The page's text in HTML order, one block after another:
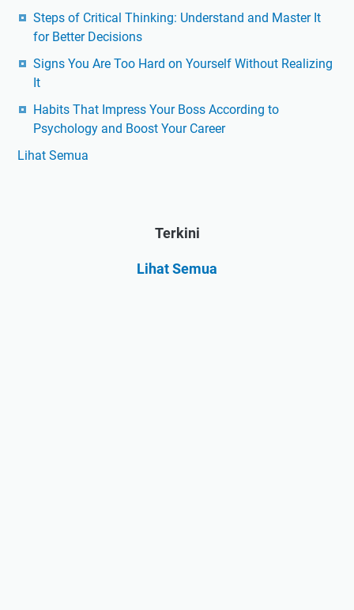
Steps of Critical Thinking: Understand and Master It
for Better Decisions
Signs You Are Too Hard on Yourself Without Realizing
It
Habits That Impress Your Boss According to
Psychology and Boost Your Career
Lihat Semua
Terkini
Lihat Semua